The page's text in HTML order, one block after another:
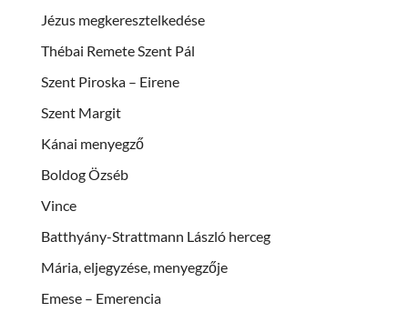
Jézus megkeresztelkedése
Thébai Remete Szent Pál
Szent Piroska – Eirene
Szent Margit
Kánai menyegző
Boldog Özséb
Vince
Batthyány-Strattmann László herceg
Mária, eljegyzése, menyegzője
Emese – Emerencia